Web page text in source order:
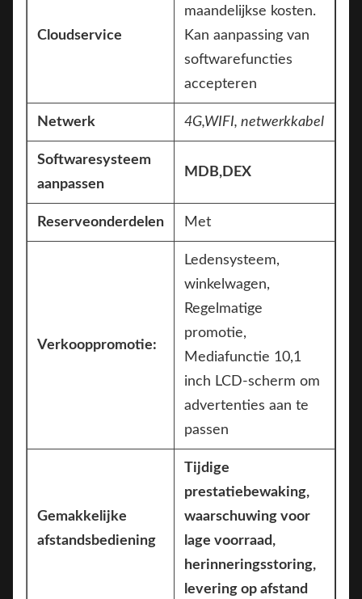
Cloudservice
maandelijkse kosten.
Kan aanpassing van
softwarefuncties
accepteren
Netwerk 4G,WIFI, netwerkkabel
Softwaresysteem
aanpassen
MDB,DEX
Reserveonderdelen Met
Verkooppromotie:
Ledensysteem,
winkelwagen,
Regelmatige
promotie,
Mediafunctie 10,1
inch LCD-scherm om
advertenties aan te
passen
Gemakkelijke
afstandsbediening
Tijdige
prestatiebewaking,
waarschuwing voor
lage voorraad,
herinneringsstoring,
levering op afstand